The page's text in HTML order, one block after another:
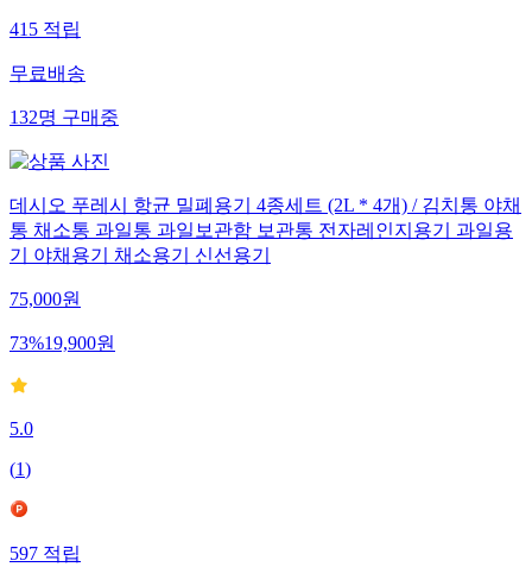
415적립
무료배송
132명구매중
데시오 푸레시 항균 밀폐용기 4종세트 (2L * 4개) / 김치통 야채
통 채소통 과일통 과일보관함 보관통 전자레인지용기 과일용
기 야채용기 채소용기 신선용기
75,000원
73%19,900원
5.0
(1)
597적립